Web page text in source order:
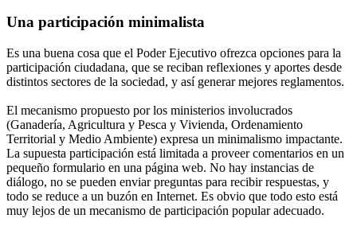
Una participación minimalista
Es una buena cosa que el Poder Ejecutivo ofrezca opciones para la
participación ciudadana, que se reciban reflexiones y aportes desde
distintos sectores de la sociedad, y así generar mejores reglamentos.
El mecanismo propuesto por los ministerios involucrados
(Ganadería, Agricultura y Pesca y Vivienda, Ordenamiento
Territorial y Medio Ambiente) expresa un minimalismo impactante.
La supuesta participación está limitada a proveer comentarios en un
pequeño formulario en una página web. No hay instancias de
diálogo, no se pueden enviar preguntas para recibir respuestas, y
todo se reduce a un buzón en Internet. Es obvio que todo esto está
muy lejos de un mecanismo de participación popular adecuado.